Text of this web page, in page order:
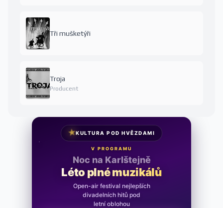
Tři mušketýři
Troja
Producent
★KULTURA POD HVĚZDAMI
V PROGRAMU
Noc na Karlštejně
Léto plné muzikálů
Open-air festival nejlepších
divadelních hitů pod
letní oblohou